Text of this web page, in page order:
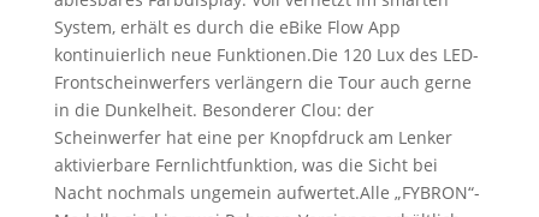
System, erhält es durch die eBike Flow App
kontinuierlich neue Funktionen.Die 120 Lux des LED-
Frontscheinwerfers verlängern die Tour auch gerne
in die Dunkelheit. Besonderer Clou: der
Scheinwerfer hat eine per Knopfdruck am Lenker
aktivierbare Fernlichtfunktion, was die Sicht bei
Nacht nochmals ungemein aufwertet.Alle „FYBRON“-